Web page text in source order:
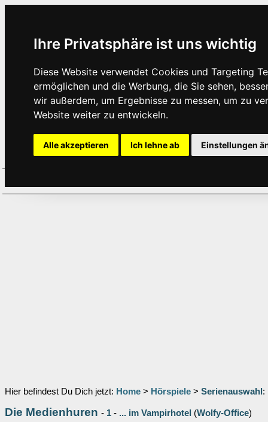
Ihre Privatsphäre ist uns wichtig
Diese Website verwendet Cookies und Targeting
ermöglichen und die Werbung, die Sie sehen,
wir außerdem, um Ergebnisse zu messen, um zu
Website weiter zu entwickeln.
Alle akzeptieren Ich lehne ab Einstellungen
Hier befindest Du Dich jetzt: Home > Hörspiele > Serienauswahl :
Die Medienhuren - 1 - ... im Vampirhotel (Wolfy-Office)